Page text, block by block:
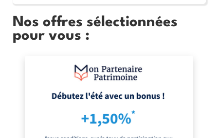
Nos offres sélectionnées
pour vous :